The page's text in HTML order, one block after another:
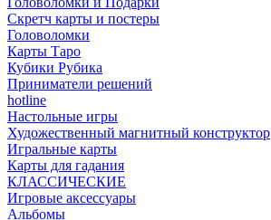
Cкретч карты и постеры
Головоломки
Карты Таро
Кубики Рубика
Приниматели решений
hotline
Настольные игры
Художественный магнитный конструктор
Игральные карты
Карты для гадания
КЛАССИЧЕСКИЕ
Игровые аксессуары
Альбомы